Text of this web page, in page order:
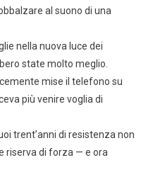
al suono di una
nella nuova luce dei
state molto meglio.
mise il telefono su
più venire voglia di
trent’anni di resistenza non
riserva di forza — e ora